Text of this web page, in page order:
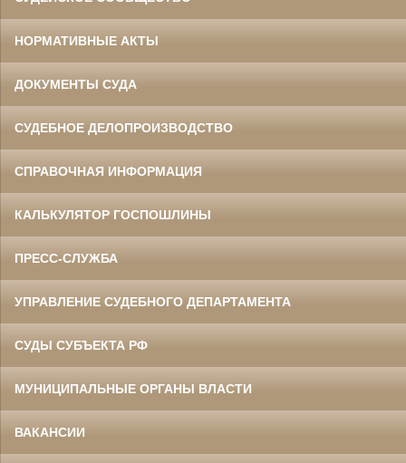
НОРМАТИВНЫЕ АКТЫ
ДОКУМЕНТЫ СУДА
СУДЕБНОЕ ДЕЛОПРОИЗВОДСТВО
СПРАВОЧНАЯ ИНФОРМАЦИЯ
КАЛЬКУЛЯТОР ГОСПОШЛИНЫ
ПРЕСС-СЛУЖБА
УПРАВЛЕНИЕ СУДЕБНОГО ДЕПАРТАМЕНТА
СУДЫ СУБЪЕКТА РФ
МУНИЦИПАЛЬНЫЕ ОРГАНЫ ВЛАСТИ
ВАКАНСИИ